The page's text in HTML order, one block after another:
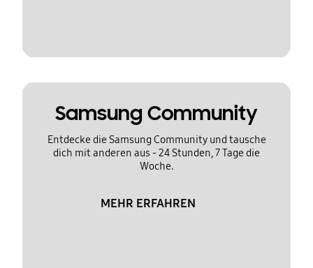
Samsung Community
Entdecke die Samsung Community und tausche
dich mit anderen aus - 24 Stunden, 7 Tage die
Woche.
MEHR ERFAHREN